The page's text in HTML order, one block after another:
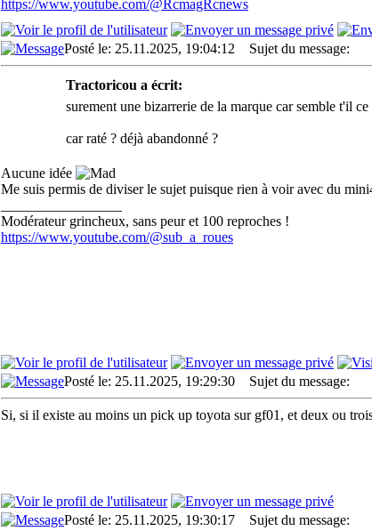
https://www.youtube.com/@RcmagRcnews
Posté le: 25.11.2025, 19:04:12 Sujet du message:
Tractoricou a écrit:
surement une bizarrerie de la marque car semble t'il
car raté ? déjà abandonné ?
Aucune idée
Me suis permis de diviser le sujet puisque rien à voir avec du
Modérateur grincheux, sans peur et 100 reproches !
https://www.youtube.com/@sub_a_roues
Posté le: 25.11.2025, 19:29:30 Sujet du message:
Si, si il existe au moins un pick up toyota sur gf01, et deux ou
Posté le: 25.11.2025, 19:30:17 Sujet du message: